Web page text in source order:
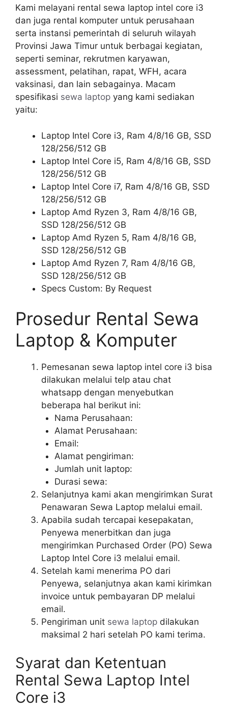
Kami melayani rental sewa laptop intel core i3
dan juga rental komputer untuk perusahaan
serta instansi pemerintah di seluruh wilayah
Provinsi Jawa Timur untuk berbagai kegiatan,
seperti seminar, rekrutmen karyawan,
assessment, pelatihan, rapat, WFH, acara
vaksinasi, dan lain sebagainya. Macam
spesifikasi sewa laptop yang kami sediakan
yaitu:
Laptop Intel Core i3, Ram 4/8/16 GB, SSD
128/256/512 GB
Laptop Intel Core i5, Ram 4/8/16 GB, SSD
128/256/512 GB
Laptop Intel Core i7, Ram 4/8/16 GB, SSD
128/256/512 GB
Laptop Amd Ryzen 3, Ram 4/8/16 GB,
SSD 128/256/512 GB
Laptop Amd Ryzen 5, Ram 4/8/16 GB,
SSD 128/256/512 GB
Laptop Amd Ryzen 7, Ram 4/8/16 GB,
SSD 128/256/512 GB
Specs Custom: By Request
Prosedur Rental Sewa
Laptop & Komputer
Pemesanan sewa laptop intel core i3 bisa
dilakukan melalui telp atau chat
whatsapp dengan menyebutkan
beberapa hal berikut ini:
Nama Perusahaan:
Alamat Perusahaan:
Email:
Alamat pengiriman:
Jumlah unit laptop:
Durasi sewa:
Selanjutnya kami akan mengirimkan Surat
Penawaran Sewa Laptop melalui email.
Apabila sudah tercapai kesepakatan,
Penyewa menerbitkan dan juga
mengirimkan Purchased Order (PO) Sewa
Laptop Intel Core i3 melalui email.
Setelah kami menerima PO dari
Penyewa, selanjutnya akan kami kirimkan
invoice untuk pembayaran DP melalui
email.
Pengiriman unit sewa laptop dilakukan
maksimal 2 hari setelah PO kami terima.
Syarat dan Ketentuan
Rental Sewa Laptop Intel
Core i3